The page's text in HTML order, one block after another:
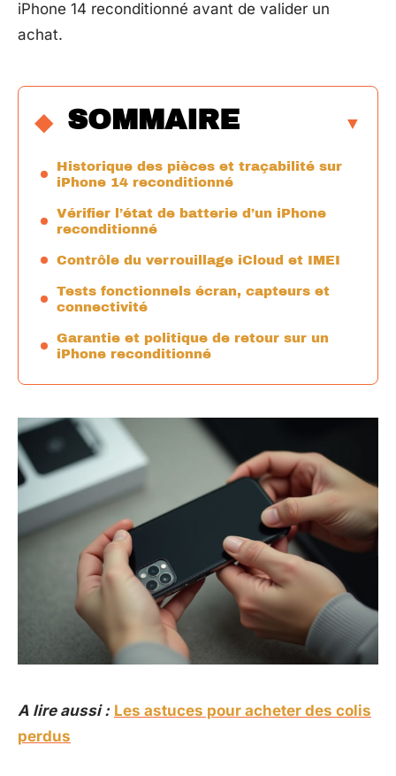
iPhone 14 reconditionné avant de valider un
achat.
SOMMAIRE
Historique des pièces et traçabilité sur
iPhone 14 reconditionné
Vérifier l’état de batterie d’un iPhone
reconditionné
Contrôle du verrouillage iCloud et IMEI
Tests fonctionnels écran, capteurs et
connectivité
Garantie et politique de retour sur un
iPhone reconditionné
A lire aussi : Les astuces pour acheter des colis
perdus